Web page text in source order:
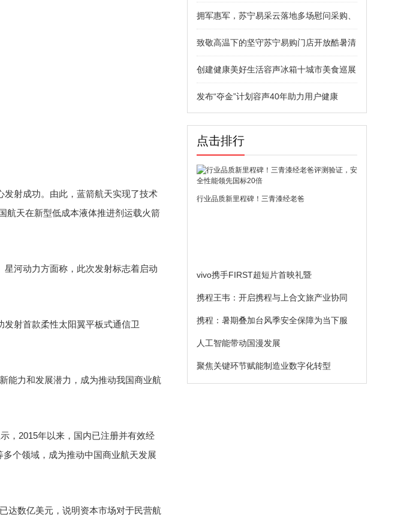
射成功。由此，蓝箭航天实现了技术
航天在新型低成本液体推进剂运载火箭
河动力方面称，此次发射标志着启动
射首款柔性太阳翼平板式通信卫
能力和发展潜力，成为推动我国商业航
，2015年以来，国内已注册并有效经
个领域，成为推动中国商业航天发展
达数亿美元，说明资本市场对于民营航
拥军惠军，苏宁易采云落地多场慰问采购、
致敬高温下的坚守苏宁易购门店开放酷暑清
创建健康美好生活容声冰箱十城市美食巡展
发布“夺金”计划容声40年助力用户健康
点击排行
行业品质新里程碑！三青漆经老爸
vivo携手FIRST超短片首映礼暨
携程王韦：开启携程与上合文旅产业协同
携程：暑期叠加台风季安全保障为当下服
人工智能带动国漫发展
聚焦关键环节赋能制造业数字化转型